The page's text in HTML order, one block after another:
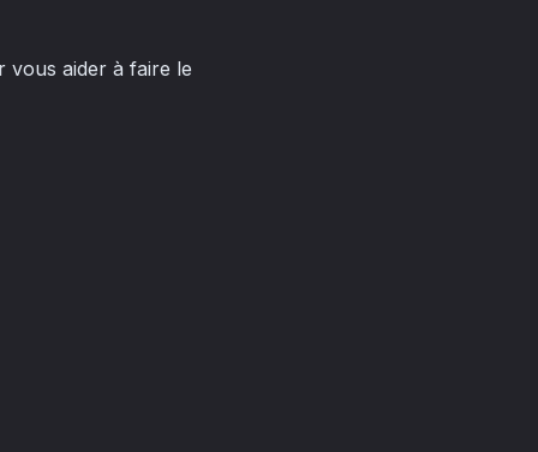
vous aider à faire le